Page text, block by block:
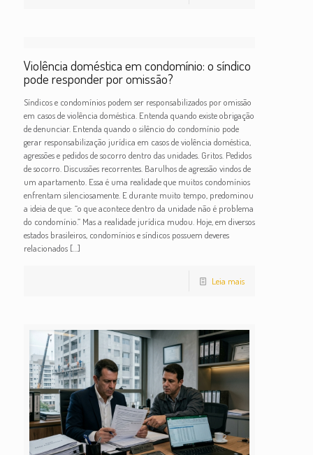
Violência doméstica em condomínio: o síndico
pode responder por omissão?
Síndicos e condomínios podem ser responsabilizados por omissão
em casos de violência doméstica. Entenda quando existe obrigação
de denunciar. Entenda quando o silêncio do condomínio pode
gerar responsabilização jurídica em casos de violência doméstica,
agressões e pedidos de socorro dentro das unidades. Gritos. Pedidos
de socorro. Discussões recorrentes. Barulhos de agressão vindos de
um apartamento. Essa é uma realidade que muitos condomínios
enfrentam silenciosamente. E durante muito tempo, predominou
a ideia de que: “o que acontece dentro da unidade não é problema
do condomínio.” Mas a realidade jurídica mudou. Hoje, em diversos
estados brasileiros, condomínios e síndicos possuem deveres
relacionados[…]
Leia mais